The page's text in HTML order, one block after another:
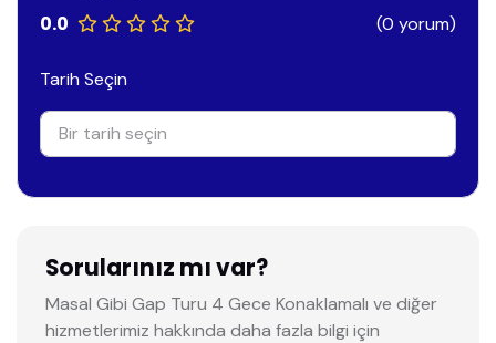
0.0 (0 yorum)
Tarih Seçin
Sorularınız mı var?
Masal Gibi Gap Turu 4 Gece Konaklamalı ve diğer
hizmetlerimiz hakkında daha fazla bilgi için